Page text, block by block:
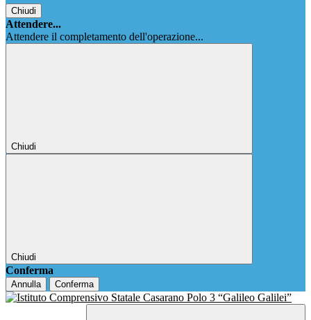
Chiudi
Attendere...
Attendere il completamento dell'operazione...
Chiudi
Chiudi
Conferma
Annulla Conferma